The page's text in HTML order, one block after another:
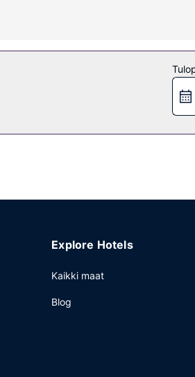
kuuluu muun muassa lahjatavaraliikkeitä/
Hotellin ravintola, Le Petit Opus, on hyvä
nauttimalla muutama drinkki baarissa.
Explore Hotels
Kaikki maat
Blog